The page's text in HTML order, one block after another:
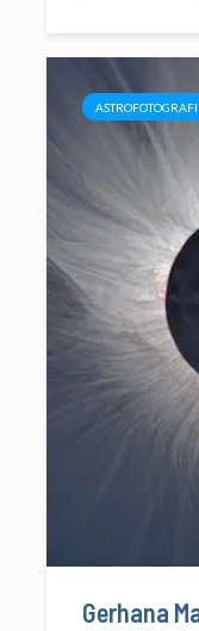
ASTROFOTOGRAFI
Gerhana